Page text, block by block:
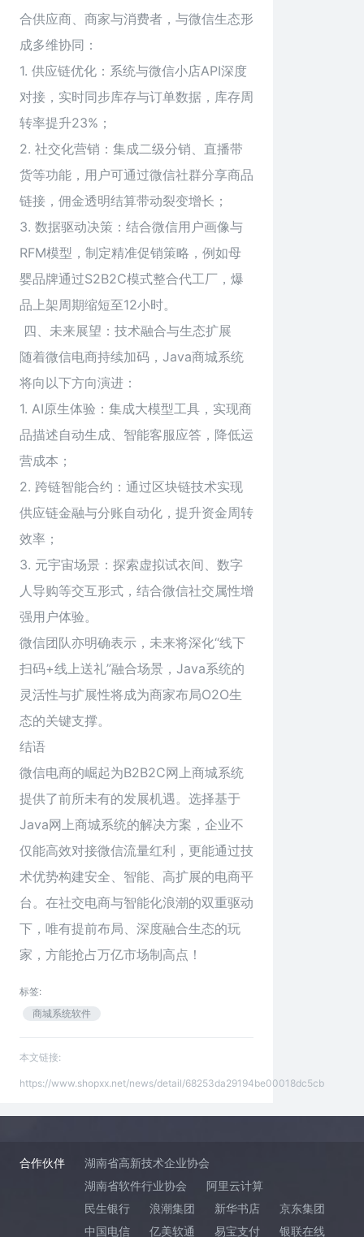
合供应商、商家与消费者，与微信生态形
成多维协同：
1. 供应链优化：系统与微信小店API深度
对接，实时同步库存与订单数据，库存周
转率提升23%；
2. 社交化营销：集成二级分销、直播带
货等功能，用户可通过微信社群分享商品
链接，佣金透明结算带动裂变增长；
3. 数据驱动决策：结合微信用户画像与
RFM模型，制定精准促销策略，例如母
婴品牌通过S2B2C模式整合代工厂，爆
品上架周期缩短至12小时。
四、未来展望：技术融合与生态扩展
随着微信电商持续加码，Java商城系统
将向以下方向演进：
1. AI原生体验：集成大模型工具，实现商
品描述自动生成、智能客服应答，降低运
营成本；
2. 跨链智能合约：通过区块链技术实现
供应链金融与分账自动化，提升资金周转
效率；
3. 元宇宙场景：探索虚拟试衣间、数字
人导购等交互形式，结合微信社交属性增
强用户体验。
微信团队亦明确表示，未来将深化“线下
扫码+线上送礼”融合场景，Java系统的
灵活性与扩展性将成为商家布局O2O生
态的关键支撑。
结语
微信电商的崛起为B2B2C网上商城系统
提供了前所未有的发展机遇。选择基于
Java网上商城系统的解决方案，企业不
仅能高效对接微信流量红利，更能通过技
术优势构建安全、智能、高扩展的电商平
台。在社交电商与智能化浪潮的双重驱动
下，唯有提前布局、深度融合生态的玩
家，方能抢占万亿市场制高点！
标签:
商城系统软件
本文链接:
https://www.shopxx.net/news/detail/68253da29194be00018dc5cb
合作伙伴
湖南省高新技术企业协会
湖南省软件行业协会
阿里云计算
民生银行
浪潮集团 新华书店
京东集团
中国电信
亿美软通 易宝支付 银联在线